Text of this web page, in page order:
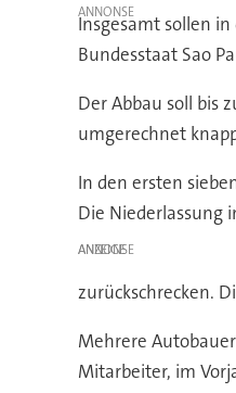
Insgesamt sollen
Bundesstaat Sao
Der Abbau soll bis
umgerechnet
In den ersten
Die Niederlassung
ANZEIGE
zurückschrecken.
Mehrere
Mitarbeiter, im